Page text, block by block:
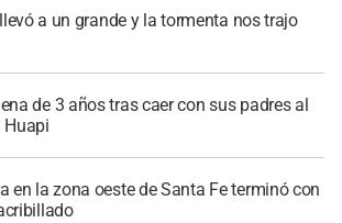
a un grande y la tormenta nos trajo
de 3 años tras caer con sus padres al
Huapi
en la zona oeste de Santa Fe terminó con